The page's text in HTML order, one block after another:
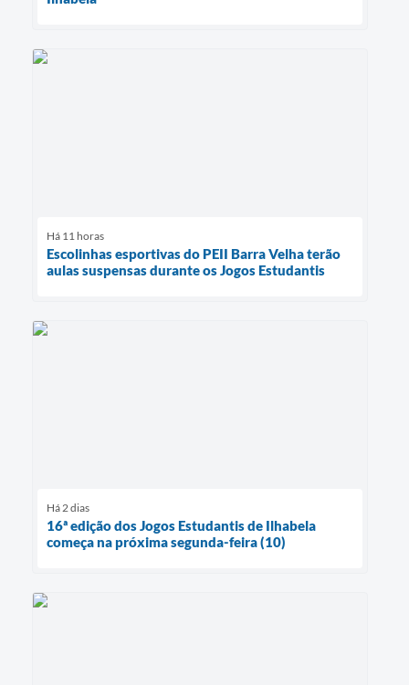
Há 11 horas
Escolinhas esportivas do PEII Barra Velha terão
aulas suspensas durante os Jogos Estudantis
Há 2 dias
16ª edição dos Jogos Estudantis de Ilhabela
começa na próxima segunda-feira (10)